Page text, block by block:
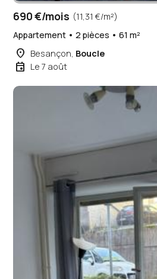
690 €/mois (11,31 €/m²)
Appartement • 2 pièces • 61 m²
place Besançon, Boucle
event Le 7 août